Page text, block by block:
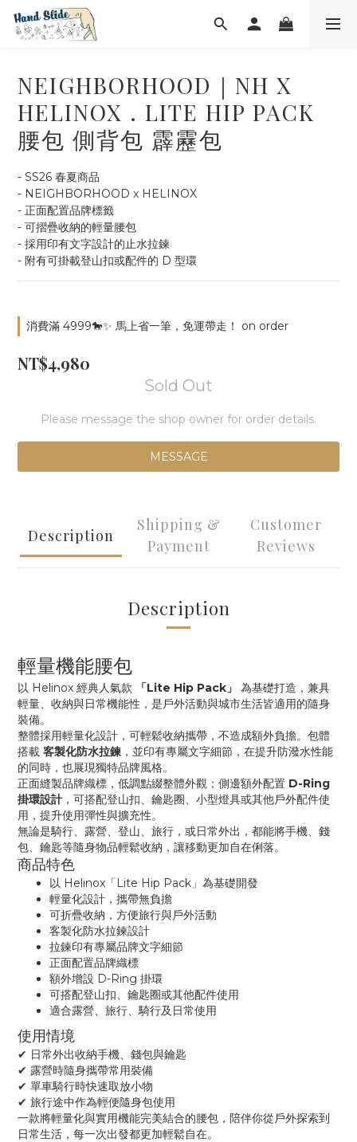
NEIGHBORHOOD｜NH X
HELINOX . LITE HIP PACK
腰包 側背包 霹靂包
- SS26 春夏商品
- NEIGHBORHOOD x HELINOX
- 正面配置品牌標籤
- 可摺疊收納的輕量腰包
- 採用印有文字設計的止水拉鍊
- 附有可掛載登山扣或配件的 D 型環
消費滿 4999🐎✨ 馬上省一筆，免運帶走！ on order
NT$4,980
Sold Out
Please message the shop owner for order details.
MESSAGE
Description
Shipping &
Payment
Customer
Reviews
Description
輕量機能腰包
以 Helinox 經典人氣款 「Lite Hip Pack」
為基礎打造，兼具
輕量、收納與日常機能性，是戶外活動與城市生活皆適用的隨身
裝備。
整體採用輕量化設計，可輕鬆收納攜帶，不造成額外負擔。包體
搭載 客製化防水拉鍊 ，並印有專屬文字細節，在提升防潑水性能
的同時，也展現獨特品牌風格。
正面縫製品牌織標，低調點綴整體外觀；側邊額外配置 D-Ring
掛環設計 ，可搭配登山扣、鑰匙圈、小型燈具或其他戶外配件使
用，提升使用彈性與擴充性。
無論是騎行、露營、登山、旅行，或日常外出，都能將手機、錢
包、鑰匙等隨身物品輕鬆收納，讓移動更加自在俐落。
商品特色
以 Helinox「Lite Hip Pack」為基礎開發
輕量化設計，攜帶無負擔
可折疊收納，方便旅行與戶外活動
客製化防水拉鍊設計
拉鍊印有專屬品牌文字細節
正面配置品牌織標
額外增設 D-Ring 掛環
可搭配登山扣、鑰匙圈或其他配件使用
適合露營、旅行、騎行及日常使用
使用情境
✔ 日常外出收納手機、錢包與鑰匙
✔ 露營時隨身攜帶常用裝備
✔ 單車騎行時快速取放小物
✔ 旅行途中作為輕便隨身包使用
一款將輕量化與實用機能完美結合的腰包，陪伴你從戶外探索到
日常生活，每一次出發都更加輕鬆自在。